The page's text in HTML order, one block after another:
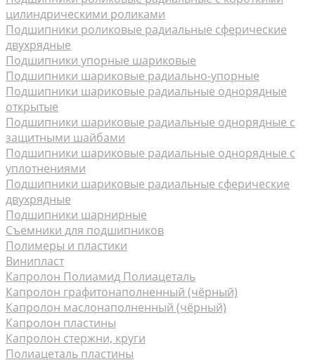
цилиндрическими роликами
Подшипники роликовые радиальные сферические
двухрядные
Подшипники упорные шариковые
Подшипники шариковые радиально-упорные
Подшипники шариковые радиальные однорядные
открытые
Подшипники шариковые радиальные однорядные с
защитными шайбами
Подшипники шариковые радиальные однорядные с
уплотнениями
Подшипники шариковые радиальные сферические
двухрядные
Подшипники шарнирные
Съемники для подшипников
Полимеры и пластики
Винипласт
Капролон Полиамид Полиацеталь
Капролон графитонаполненный (чёрный)
Капролон маслонаполненный (чёрный)
Капролон пластины
Капролон стержни, круги
Полиацеталь пластины